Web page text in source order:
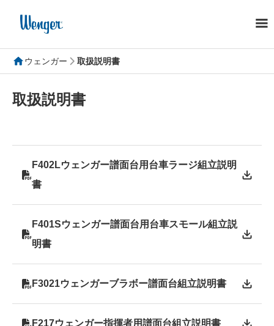
ウェンガー 取扱説明書
取扱説明書
F402Lウェンガー譜面台用台車ラージ組立説明
書
F401Sウェンガー譜面台用台車スモール組立説
明書
F3021ウェンガーブラボー譜面台組立説明書
F217ウェンガー指揮者用譜面台組立説明書